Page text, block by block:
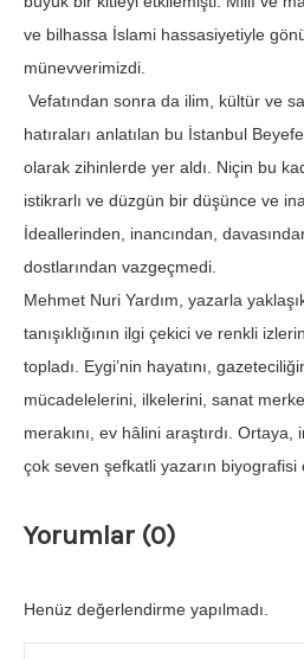
ve bilhassa İslami hassasiyetiyle
münevverimizdi.
Vefatından sonra da ilim, kültür ve
hatıraları anlatılan bu İstanbul
olarak zihinlerde yer aldı. Niçin bu
istikrarlı ve düzgün bir düşünce ve
İdeallerinden, inancından,
dostlarından vazgeçmedi.
Mehmet Nuri Yardım, yazarla
tanışıklığının ilgi çekici ve renkli
topladı. Eygi’nin hayatını,
mücadelelerini, ilkelerini, sanat
merakını, ev hâlini araştırdı.
çok seven şefkatli yazarın biyografisi
Yorumlar (0)
Henüz değerlendirme yapılmadı.